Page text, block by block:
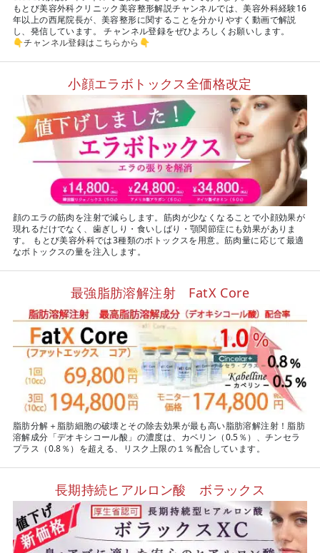
もとび美容外科クリニック美容整形解説チャンネルでは、美容外科経験16
年以上の西尾院長が、美容整形に関することを分かりやすく動画で解説
し、発信しています。 チャンネル登録をぜひよろしくお願いします。
👇チャンネル登録はこちらから 👇
小顔エラボトックス全価格改定
顔のエラの筋肉を注射で減らします。筋肉が少なくなることで小顔効果が
現れるだけでなく、歯ぎしり・食いしばり・顎関節症にも効果がありま
す。 もとび美容外科では3種類のボトックスを用意。筋肉量に応じて最適
なボトックスの量を注入します。
最強脂肪溶解注射 FatX Core
脂肪分解＋脂肪細胞の破壊とその除去効果が最も高い脂肪溶解注射！脂肪
溶解成分「デオキシコール酸」の濃度は、カベリン（0.5％）、チンセラ
プラス（0.8％）を超える、リスク上限の１％配合しています。
長期持続ヒアルロン酸 ボラックス